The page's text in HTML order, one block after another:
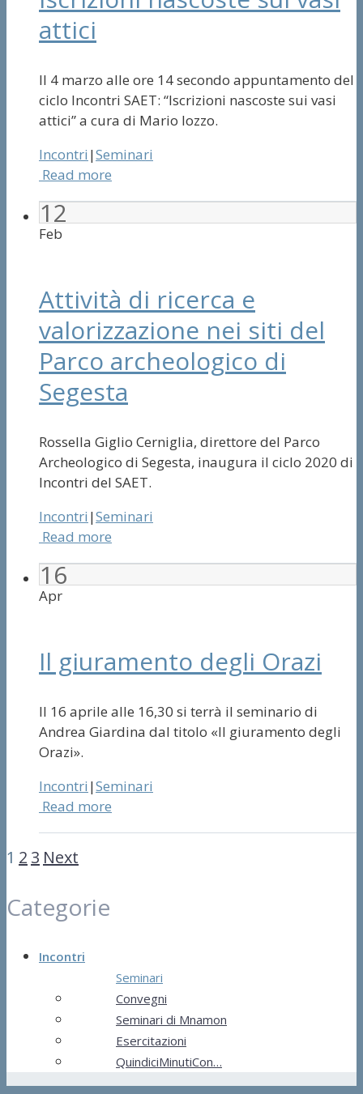
attici
Il 4 marzo alle ore 14 secondo appuntamento del
ciclo Incontri SAET: “Iscrizioni nascoste sui vasi
attici” a cura di Mario Iozzo.
Incontri |Seminari
Read more
12
Feb
Attività di ricerca e
valorizzazione nei siti del
Parco archeologico di
Segesta
Rossella Giglio Cerniglia, direttore del Parco
Archeologico di Segesta, inaugura il ciclo 2020 di
Incontri del SAET.
Incontri |Seminari
Read more
16
Apr
Il giuramento degli Orazi
Il 16 aprile alle 16,30 si terrà il seminario di
Andrea Giardina dal titolo «Il giuramento degli
Orazi».
Incontri |Seminari
Read more
1 2 3 Next
Categorie
Incontri
Seminari
Convegni
Seminari di Mnamon
Esercitazioni
QuindiciMinutiCon…